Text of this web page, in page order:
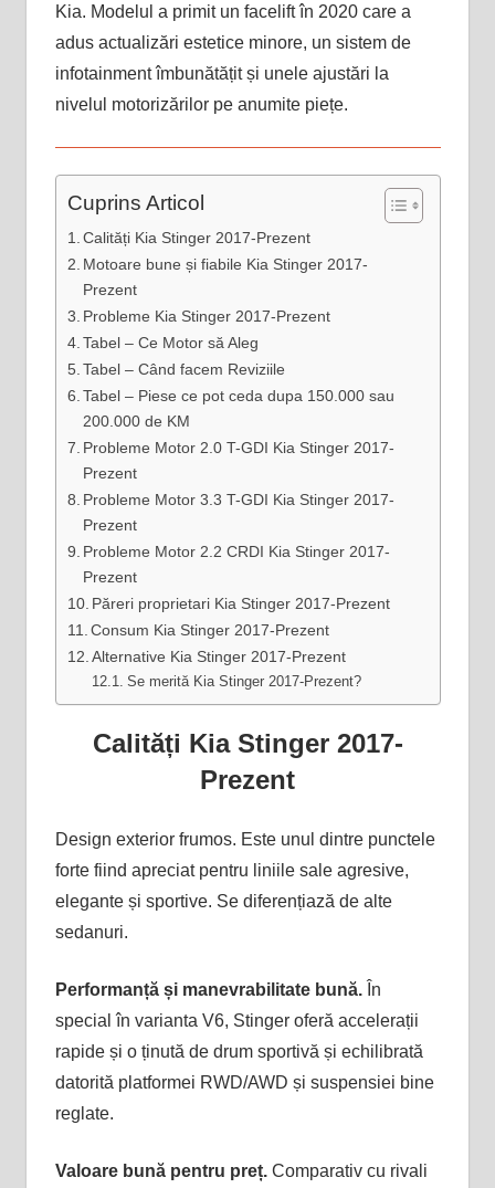
Kia. Modelul a primit un facelift în 2020 care a
adus actualizări estetice minore, un sistem de
infotainment îmbunătățit și unele ajustări la
nivelul motorizărilor pe anumite piețe.
Cuprins Articol
Calități Kia Stinger 2017-Prezent
Motoare bune și fiabile Kia Stinger 2017-
Prezent
Probleme Kia Stinger 2017-Prezent
Tabel – Ce Motor să Aleg
Tabel – Când facem Reviziile
Tabel – Piese ce pot ceda dupa 150.000 sau
200.000 de KM
Probleme Motor 2.0 T-GDI Kia Stinger 2017-
Prezent
Probleme Motor 3.3 T-GDI Kia Stinger 2017-
Prezent
Probleme Motor 2.2 CRDI Kia Stinger 2017-
Prezent
Păreri proprietari Kia Stinger 2017-Prezent
Consum Kia Stinger 2017-Prezent
Alternative Kia Stinger 2017-Prezent
Se merită Kia Stinger 2017-Prezent?
Calități Kia Stinger 2017-
Prezent
Design exterior frumos. Este unul dintre punctele
forte fiind apreciat pentru liniile sale agresive,
elegante și sportive. Se diferențiază de alte
sedanuri.
Performanță și manevrabilitate bună.În
special în varianta V6, Stinger oferă accelerații
rapide și o ținută de drum sportivă și echilibrată
datorită platformei RWD/AWD și suspensiei bine
reglate.
Valoare bună pentru preț.Comparativ cu rivali